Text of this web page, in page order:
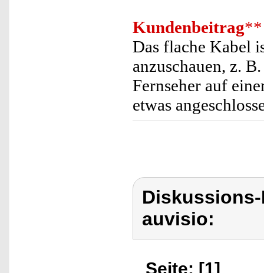
Kundenbeitrag**
Das flache Kabel
anzuschauen, z.
Fernseher auf
etwas
auvisio:
Seite: [1]